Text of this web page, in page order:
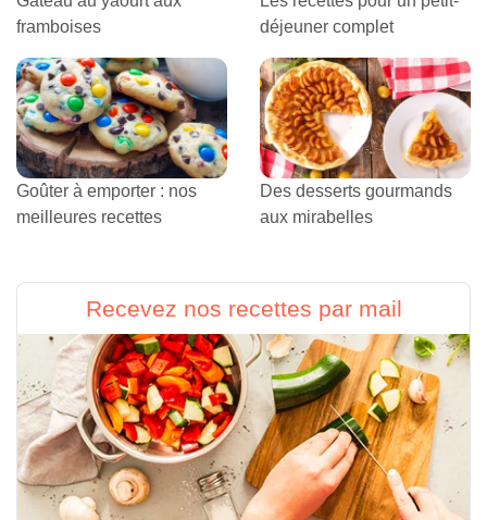
framboises
déjeuner complet
Goûter à emporter : nos
meilleures recettes
Des desserts gourmands
aux mirabelles
Recevez nos recettes par mail